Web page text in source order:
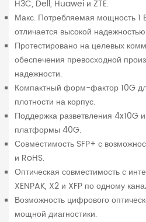
H3C, Dell, Huawei и ZTE.
Макс. Потребляемая мощность 1
отличается высокой
Протестировано на целевых
обеспечения превосходной
надежности.
Компактный форм-фактор 10G
плотности на корпус.
Поддержка разветвления 4x10G
платформы 40G.
Совместимость SFP+ с
и RoHS.
Оптическая совместимость с
XENPAK, X2 и XFP по одному
Возможность цифрового
мощной диагностики.